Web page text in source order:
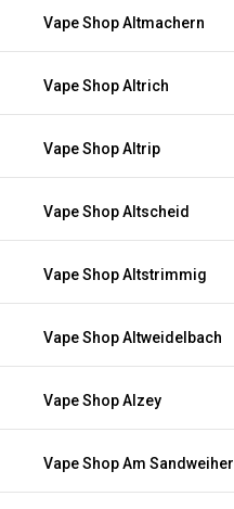
Vape Shop Altmachern
Vape Shop Altrich
Vape Shop Altrip
Vape Shop Altscheid
Vape Shop Altstrimmig
Vape Shop Altweidelbach
Vape Shop Alzey
Vape Shop Am Sandweiher